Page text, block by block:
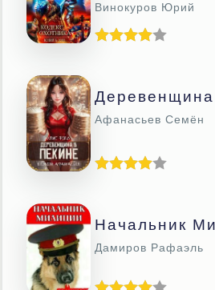
Винокуров Юрий
Афанасьев Семён
Начальник
Дамиров Рафаэль